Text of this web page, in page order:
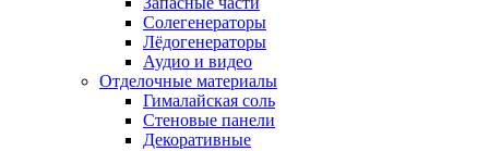
Солегенераторы
Лёдогенераторы
Аудио и видео
Отделочные материалы
Гималайская соль
Стеновые панели
Декоративные